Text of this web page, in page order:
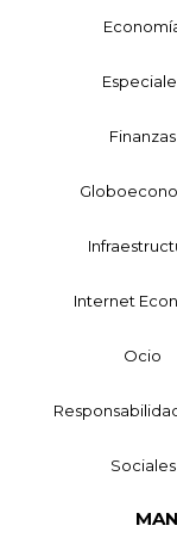
Finanzas
Internet
Ocio
Sociales